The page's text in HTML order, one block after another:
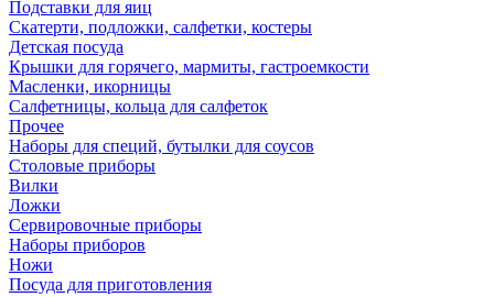
Подставки для яиц
Скатерти, подложки, салфетки, костеры
Детская посуда
Крышки для горячего, мармиты, гастроемкости
Масленки, икорницы
Салфетницы, кольца для салфеток
Прочее
Наборы для специй, бутылки для соусов
Столовые приборы
Вилки
Ложки
Сервировочные приборы
Наборы приборов
Ножи
Посуда для приготовления